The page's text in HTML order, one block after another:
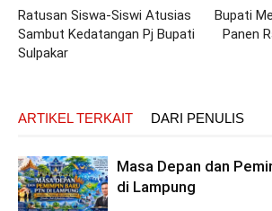
Ratusan Siswa-Siswi Atusias
Sambut Kedatangan Pj Bupati
Sulpakar
Bupati
Panen
ARTIKEL TERKAIT DARI PENULIS
Masa Depan dan
di Lampung